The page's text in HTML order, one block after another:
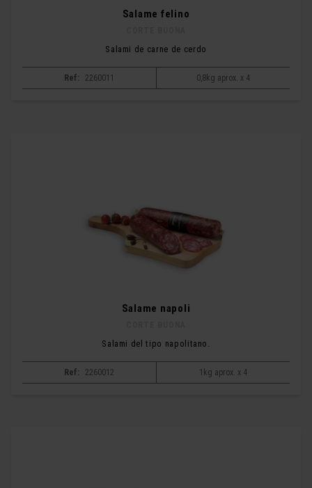
Salame felino
Salami de carne de cerdo
Ref: 2260011 0,8kg aprox. x 4
Salame napoli
Salami del tipo napolitano.
Ref: 2260012 1kg aprox. x 4